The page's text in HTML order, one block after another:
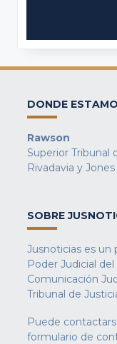
DONDE
Rawson
Superior Tribunal
Rivadavia y Jones
SOBRE
Jusnoticias es un
Poder Judicial
Comunicación
Tribunal de
Puede
formulario de